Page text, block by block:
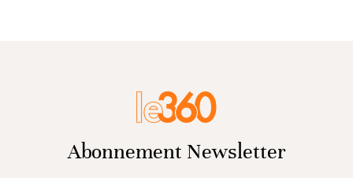
Abonnement Newsletter